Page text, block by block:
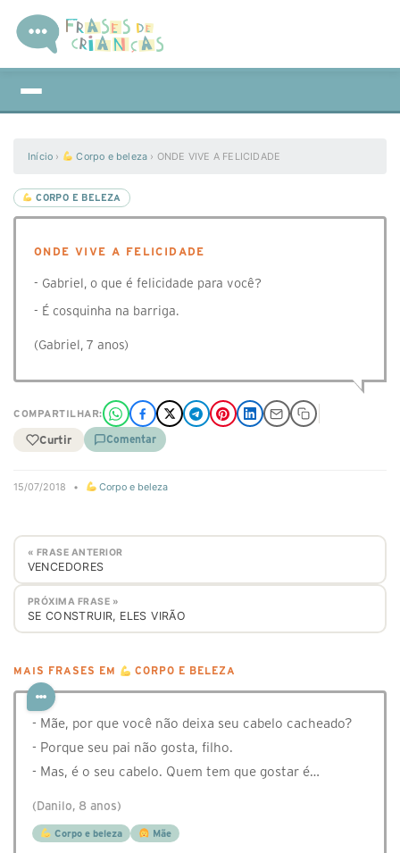
Início › Corpo e beleza › ONDE VIVE A FELICIDADE
CORPO E BELEZA
ONDE VIVE A FELICIDADE
- Gabriel, o que é felicidade para você?
- É cosquinha na barriga.
(Gabriel, 7 anos)
COMPARTILHAR:
Curtir Comentar
15/07/2018 • Corpo e beleza
« FRASE ANTERIOR
VENCEDORES
PRÓXIMA FRASE »
SE CONSTRUIR, ELES VIRÃO
MAIS FRASES EM CORPO E BELEZA
- Mãe, por que você não deixa seu cabelo cacheado?
- Porque seu pai não gosta, filho.
- Mas, é o seu cabelo. Quem tem que gostar é…
(Danilo, 8 anos)
Corpo e beleza Mãe